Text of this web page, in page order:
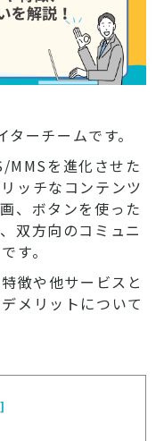
ターチームです。
MMSを進化させた
ッチなコンテンツ
、ボタンを使った
双方向のコミュニ
す。
徴や他サービスと
メリットについて